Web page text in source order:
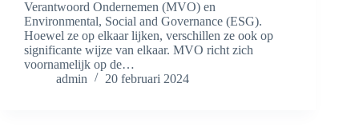
Verantwoord Ondernemen (MVO) en
Environmental, Social and Governance (ESG).
Hoewel ze op elkaar lijken, verschillen ze ook op
significante wijze van elkaar. MVO richt zich
voornamelijk op de…
admin
20 februari 2024